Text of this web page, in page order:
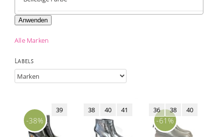
-38%
39 38 40 41
-61%
36 38 40
Anwenden
Alle Marken
Labels